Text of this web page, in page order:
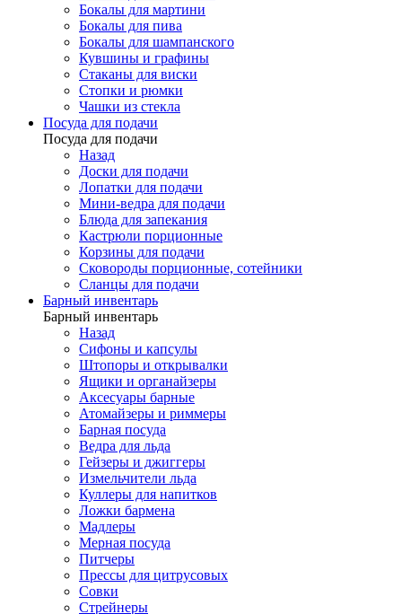
Бокалы для мартини
Бокалы для пива
Бокалы для шампанского
Кувшины и графины
Стаканы для виски
Стопки и рюмки
Чашки из стекла
Посуда для подачи
Посуда для подачи
Назад
Доски для подачи
Лопатки для подачи
Мини-ведра для подачи
Блюда для запекания
Кастрюли порционные
Корзины для подачи
Сковороды порционные, сотейники
Сланцы для подачи
Барный инвентарь
Барный инвентарь
Назад
Сифоны и капсулы
Штопоры и открывалки
Ящики и органайзеры
Аксесуары барные
Атомайзеры и риммеры
Барная посуда
Ведра для льда
Гейзеры и джиггеры
Измельчители льда
Куллеры для напитков
Ложки бармена
Мадлеры
Мерная посуда
Питчеры
Прессы для цитрусовых
Совки
Стрейнеры